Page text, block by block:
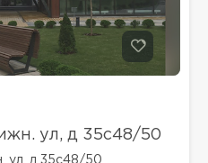
ул, д 35с48/50
ул, д 35с48/50